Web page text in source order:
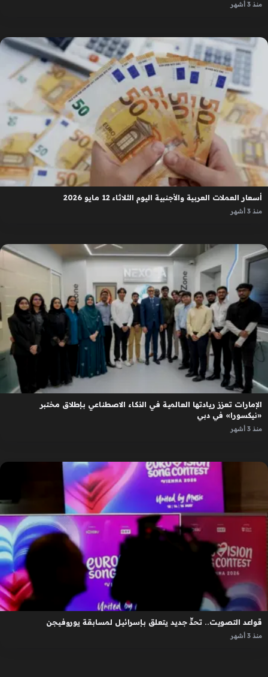
منذ 3 أشهر
أسعار العملات العربية والأجنبية اليوم الثلاثاء 12 مايو 2026
منذ 3 أشهر
الإمارات تعزز ريادتها العالمية في الذكاء الاصطناعي بإطلاق مختبر
«نيكسورا» في دبي
منذ 3 أشهر
قواعد التصويت.. تحدٍّ جديد يتعلق بإسرائيل لمسابقة يوروفيجن
منذ 3 أشهر